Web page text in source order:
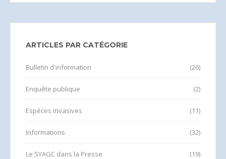
ARTICLES PAR CATÉGORIE
Bulletin d'information (26)
Enquête publique (2)
Espèces invasives (11)
Informations (32)
Le SYAGC dans la Presse (19)